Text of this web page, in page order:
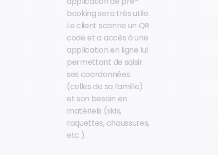
booking sera très utile.
Le client scanne un QR
code et a accès à une
application en ligne lui
permettant de saisir
ses coordonnées
(celles de sa famille)
et son besoin en
matériels (skis,
raquettes, chaussures,
etc.).